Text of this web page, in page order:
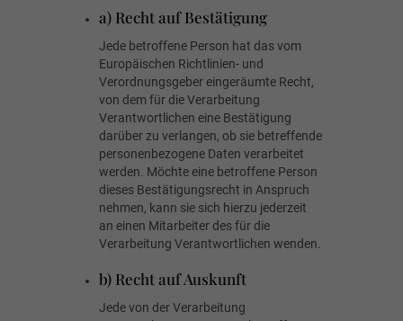
a) Recht auf Bestätigung
Jede betroffene Person hat das vom
Europäischen Richtlinien- und
Verordnungsgeber eingeräumte Recht,
von dem für die Verarbeitung
Verantwortlichen eine Bestätigung
darüber zu verlangen, ob sie betreffende
personenbezogene Daten verarbeitet
werden. Möchte eine betroffene Person
dieses Bestätigungsrecht in Anspruch
nehmen, kann sie sich hierzu jederzeit
an einen Mitarbeiter des für die
Verarbeitung Verantwortlichen wenden.
b) Recht auf Auskunft
Jede von der Verarbeitung